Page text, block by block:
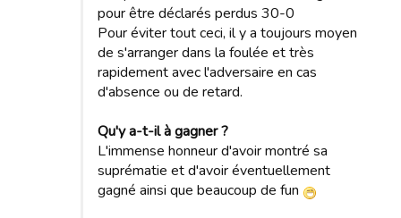
pour être déclarés perdus 30-0
Pour éviter tout ceci, il y a toujours moyen
de s'arranger dans la foulée et très
rapidement avec l'adversaire en cas
d'absence ou de retard.
Qu'y a-t-il à gagner ?
L'immense honneur d'avoir montré sa
suprématie et d'avoir éventuellement
gagné ainsi que beaucoup de fun